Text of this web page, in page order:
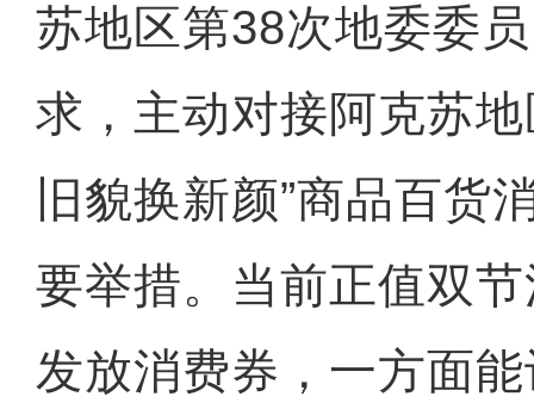
苏地区第38次地委委
求，主动对接阿克苏
旧貌换新颜”商品百货
要举措。当前正值双
发放消费券，一方面